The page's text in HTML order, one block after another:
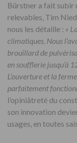
Bürstner a fait subir
relevables, Tim
nous les détaille : «
climatiques. Nous
brouillard de
en soufflerie jusqu’à
L’ouverture et la
parfaitement
l’opiniâtreté du
son innovation
usages, en toutes